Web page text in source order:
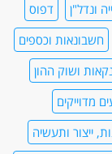
ונדל"ן
דפוס
חשבונאות וכספים
ושוק ההון
מדוייקים
ייצור ותעשיה